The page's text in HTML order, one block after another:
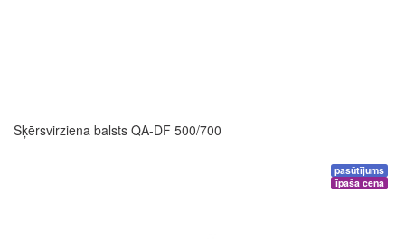
Šķērsvirziena balsts QA-DF 500/700
pasūtījums
īpaša cena